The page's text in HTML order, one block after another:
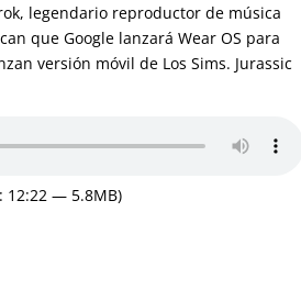
legendario reproductor de música
que Google lanzará Wear OS para
versión móvil de Los Sims. Jurassic
12:22 — 5.8MB)